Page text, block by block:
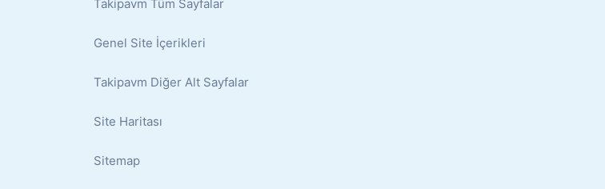
Takipavm Tüm Sayfalar
Genel Site İçerikleri
Takipavm Diğer Alt Sayfalar
Site Haritası
Sitemap